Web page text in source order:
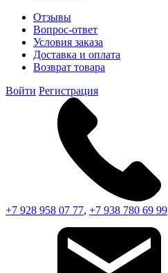
Отзывы
Вопрос-ответ
Условия заказа
Доставка и оплата
Возврат товара
Войти Регистрация
+7 928 958 07 77, +7 938 780 69 99